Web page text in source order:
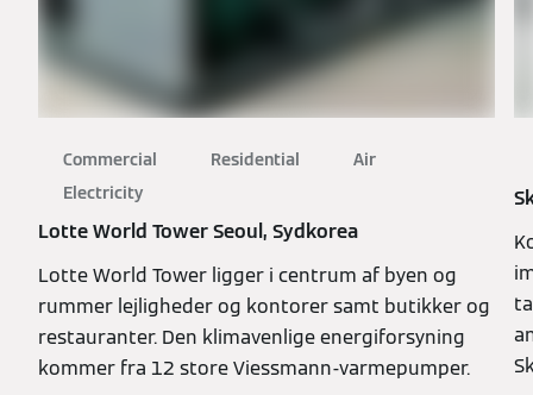
Commercial Residential
Air
Electricity
Lotte World Tower Seoul, Sydkorea
Lotte World Tower ligger i centrum af byen og
rummer lejligheder og kontorer samt butikker og
restauranter. Den klimavenlige energiforsyning
kommer fra 12 store Viessmann-varmepumper.